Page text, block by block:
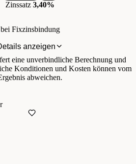
Zinssatz 3,40%
bei Fixzinsbindung
anzeigen
eine unverbindliche Berechnung und
Konditionen und Kosten können vom
abweichen.